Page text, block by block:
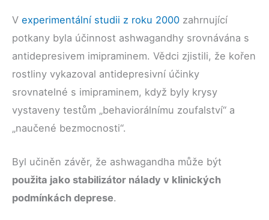
V experimentální studii z roku 2000 zahrnující
potkany byla účinnost ashwagandhy srovnávána s
antidepresivem imipraminem. Vědci zjistili, že kořen
rostliny vykazoval antidepresivní účinky
srovnatelné s imipraminem, když byly krysy
vystaveny testům „behaviorálnímu zoufalství“ a
„naučené bezmocnosti“.
Byl učiněn závěr, že ashwagandha může být
použita jako stabilizátor nálady v klinických
podmínkách deprese.